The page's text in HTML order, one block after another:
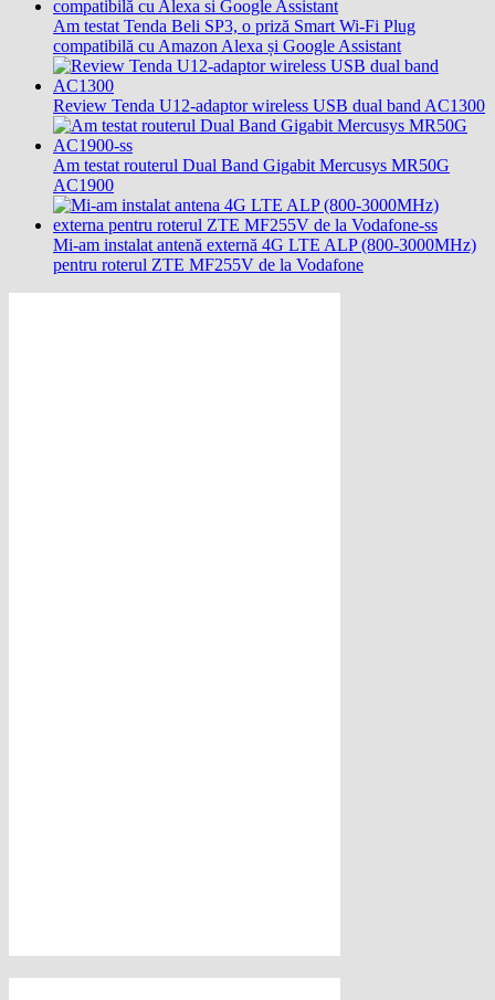
Am testat Tenda Beli SP3, o priză Smart Wi-Fi Plug
compatibilă cu Amazon Alexa și Google Assistant
Review Tenda U12-adaptor wireless USB dual band AC1300
Am testat routerul Dual Band Gigabit Mercusys MR50G
AC1900
Mi-am instalat antenă externă 4G LTE ALP (800-3000MHz)
pentru roterul ZTE MF255V de la Vodafone